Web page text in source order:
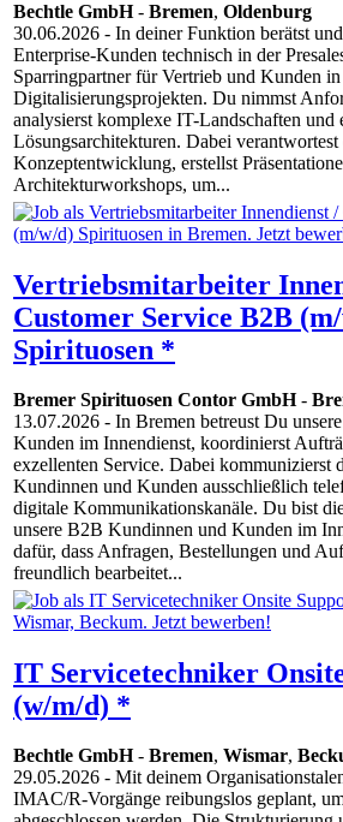
Bechtle GmbH- Bremen, Oldenburg
30.06.2026 - In deiner Funktion berätst
Enterprise-Kunden technisch in der
Sparringpartner für Vertrieb und Kunden in
Digitalisierungsprojekten. Du nimmst
analysierst komplexe IT-Landschaften und
Lösungsarchitekturen. Dabei
Konzeptentwicklung, erstellst
Architekturworkshops, um...
Vertriebsmitarbeiter
Customer Service B2B
Spirituosen *
Bremer Spirituosen Contor GmbH-
13.07.2026 - In Bremen betreust Du
Kunden im Innendienst, koordinierst
exzellenten Service. Dabei kommunizierst
Kundinnen und Kunden ausschließlich
digitale Kommunikationskanäle. Du bist
unsere B2B Kundinnen und Kunden im
dafür, dass Anfragen, Bestellungen und
freundlich bearbeitet...
IT Servicetechniker
(w/m/d) *
Bechtle GmbH- Bremen, Wismar,
29.05.2026 - Mit deinem
IMAC/R-Vorgänge reibungslos geplant,